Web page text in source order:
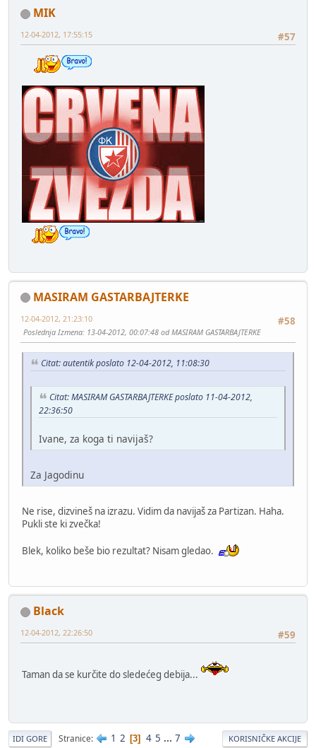
MIK
#57
12-04-2012, 17:55:15
MASIRAM GASTARBAJTERKE
#58
12-04-2012, 21:23:10
Poslednja Izmena: 13-04-2012, 00:07:48 od MASIRAM GASTARBAJTERKE
Citat: autentik poslato 12-04-2012, 11:08:30
Citat: MASIRAM GASTARBAJTERKE poslato 11-04-2012,
22:36:50
Ivane, za koga ti navijaš?
Za Jagodinu
Ne rise, dizvineš na izrazu. Vidim da navijaš za Partizan. Haha.
Pukli ste ki zvečka!
Blek, koliko beše bio rezultat? Nisam gledao.
Black
#59
12-04-2012, 22:26:50
Taman da se kurčite do sledećeg debija...
IDI GORE Stranice 1 2 3 4 5 ... 7 KORISNIČKE AKCIJE